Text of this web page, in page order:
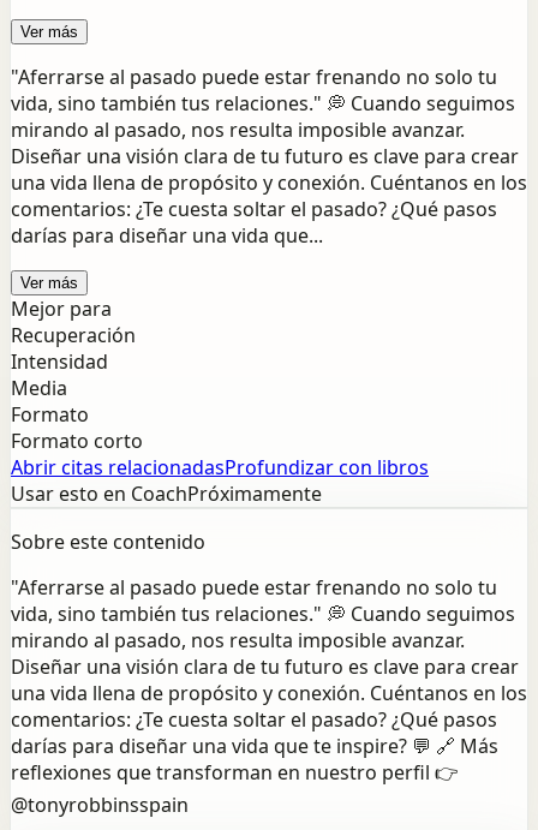
Ver más
"Aferrarse al pasado puede estar frenando no solo tu
vida, sino también tus relaciones." 💭 Cuando seguimos
mirando al pasado, nos resulta imposible avanzar.
Diseñar una visión clara de tu futuro es clave para crear
una vida llena de propósito y conexión. Cuéntanos en los
comentarios: ¿Te cuesta soltar el pasado? ¿Qué pasos
darías para diseñar una vida que...
Ver más
Mejor para
Recuperación
Intensidad
Media
Formato
Formato corto
Abrir citas relacionadasProfundizar con libros
Usar esto en CoachPróximamente
Sobre este contenido
"Aferrarse al pasado puede estar frenando no solo tu
vida, sino también tus relaciones." 💭 Cuando seguimos
mirando al pasado, nos resulta imposible avanzar.
Diseñar una visión clara de tu futuro es clave para crear
una vida llena de propósito y conexión. Cuéntanos en los
comentarios: ¿Te cuesta soltar el pasado? ¿Qué pasos
darías para diseñar una vida que te inspire? 💬 🔗 Más
reflexiones que transforman en nuestro perfil 👉
@tonyrobbinsspain